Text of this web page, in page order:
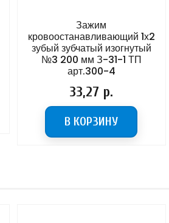
Зажим
кровоостанавливающий 1х2
зубый зубчатый изогнутый
№3 200 мм З-31-1 ТП
арт.300-4
33,27 р.
В КОРЗИНУ